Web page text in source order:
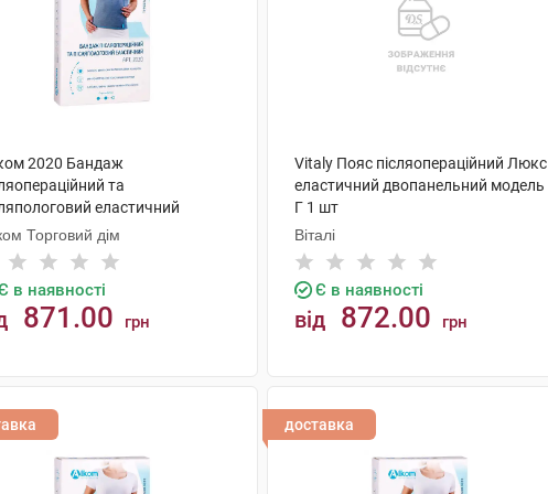
2020 Бандаж
та
еластичний
8 1 шт
Торговий дім
в наявності
871.00 грн
Vitaly Пояс післяопераційний Люкс
еластичний двопанельний модель
Г 1 шт
Віталі
Є в наявності
від 872.00 грн
доставка